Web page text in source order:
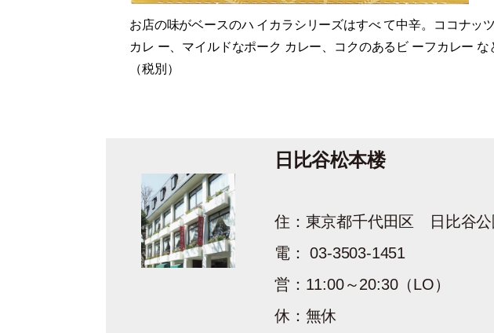
お店の味がベースのハ イカラシリーズはすべ て中辛。ココナッ
カレ ー、マイルドなポーク カレー、コクのあるビ ーフカレー な
（税別）
日比谷松本楼
住：東京都千代田区 日比谷公
電： 03-3503-1451
営：11:00～20:30（LO）
休：無休